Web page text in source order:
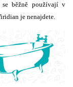
běžně používají v
je nenajdete.